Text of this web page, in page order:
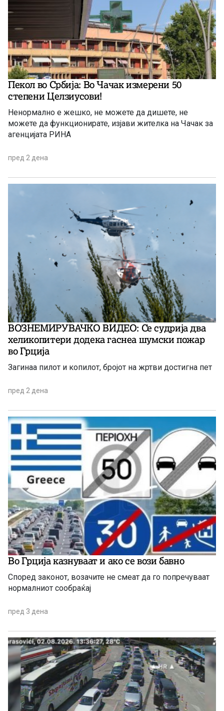
Пекол во Србија: Во Чачак измерени 50
степени Целзиусови!
Ненормално е жешко, не можете да дишете, не
можете да функционирате, изјави жителка на Чачак за
агенцијата РИНА
пред 2 дена
ВОЗНЕМИРУВАЧКО ВИДЕО: Се судрија два
хеликопитери додека гаснеа шумски пожар
во Грција
Загинаа пилот и копилот, бројот на жртви достигна пет
пред 2 дена
Во Грција казнуваат и ако се вози бавно
Според законот, возачите не смеат да го попречуваат
нормалниот сообраќај
пред 3 дена